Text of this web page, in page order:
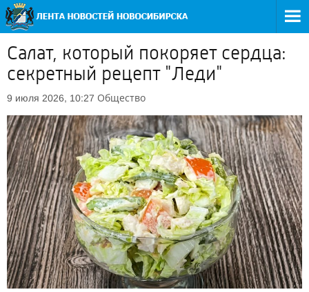
Салат, который покоряет сердца:
секретный рецепт "Леди"
9 июля 2026, 10:27 Общество